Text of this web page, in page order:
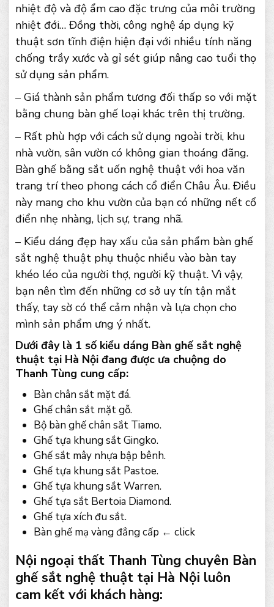
nhiệt độ và độ ẩm cao đặc trưng của môi trường
nhiệt đới… Đồng thời, công nghệ áp dụng kỹ
thuật sơn tĩnh điện hiện đại với nhiều tính năng
chống trầy xước và gỉ sét giúp nâng cao tuổi thọ
sử dụng sản phẩm.
– Giá thành sản phẩm tương đối thấp so với mặt
bằng chung bàn ghế loại khác trên thị trường.
– Rất phù hợp với cách sử dụng ngoài trời, khu
nhà vườn, sân vườn có không gian thoáng đãng.
Bàn ghế bằng sắt uốn nghệ thuật với hoa văn
trang trí theo phong cách cổ điển Châu Âu. Điều
này mang cho khu vườn của bạn có những nết cổ
điển nhẹ nhàng, lịch sự, trang nhã.
– Kiểu dáng đẹp hay xấu của sản phẩm bàn ghế
sắt nghệ thuật phụ thuộc nhiều vào bàn tay
khéo léo của người thợ, người kỹ thuật. Vì vậy,
bạn nên tìm đến những cơ sở uy tín tận mắt
thấy, tay sờ có thể cảm nhận và lựa chọn cho
mình sản phẩm ưng ý nhất.
Dưới đây là 1 số kiểu dáng Bàn ghế sắt nghệ
thuật tại Hà Nội đang được ưa chuộng do
Thanh Tùng cung cấp:
Bàn chân sắt mặt đá.
Ghế chân sắt mặt gỗ.
Bộ bàn ghế chân sắt Tiamo.
Ghế tựa khung sắt Gingko.
Ghế sắt mây nhựa bập bênh.
Ghế tựa khung sắt Pastoe.
Ghế tựa khung sắt Warren.
Ghế tựa sắt Bertoia Diamond.
Ghế tựa xích đu sắt.
Bàn ghế mạ vàng đẳng cấp ← click
Nội ngoại thất Thanh Tùng chuyên Bàn
ghế sắt nghệ thuật tại Hà Nội luôn
cam kết với khách hàng: